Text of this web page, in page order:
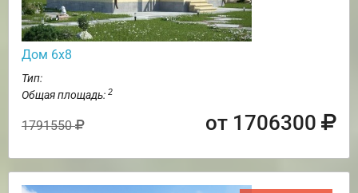
Дом 6х8
Тип:
Общая площадь: 2
1791550 от 1706300